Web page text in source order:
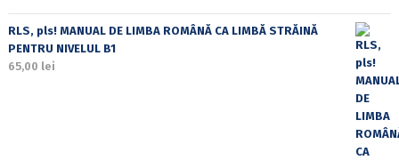
RLS, pls! MANUAL DE LIMBA ROMÂNĂ CA LIMBĂ STRĂINĂ
PENTRU NIVELUL B1
65,00 lei